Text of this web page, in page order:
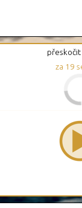
za 18